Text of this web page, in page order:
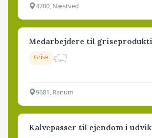
4700, Næstved
Medarbejdere til
Grise
9681, Ranum
Kalvepasser til ejendom i